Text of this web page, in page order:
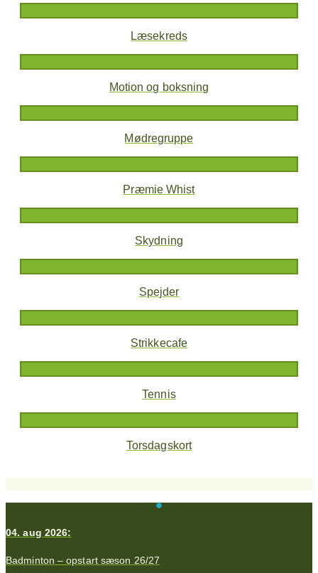
Læsekreds
Motion og boksning
Mødregruppe
Præmie Whist
Skydning
Spejder
Strikkecafe
Tennis
Torsdagskort
04. aug 2026:
Badminton – opstart sæson 26/27